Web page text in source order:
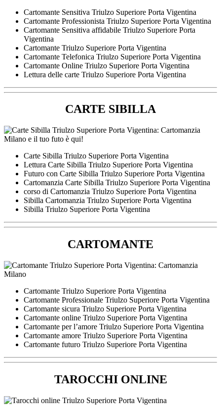
Cartomante Sensitiva Triulzo Superiore Porta Vigentina
Cartomante Professionista Triulzo Superiore Porta Vigentina
Cartomante Sensitiva affidabile Triulzo Superiore Porta
Vigentina
Cartomante Triulzo Superiore Porta Vigentina
Cartomante Telefonica Triulzo Superiore Porta Vigentina
Cartomante Online Triulzo Superiore Porta Vigentina
Lettura delle carte Triulzo Superiore Porta Vigentina
CARTE SIBILLA
Carte Sibilla Triulzo Superiore Porta Vigentina
Lettura Carte Sibilla Triulzo Superiore Porta Vigentina
Futuro con Carte Sibilla Triulzo Superiore Porta Vigentina
Cartomanzia Carte Sibilla Triulzo Superiore Porta Vigentina
corso di Cartomanzia Triulzo Superiore Porta Vigentina
Sibilla Cartomanzia Triulzo Superiore Porta Vigentina
Sibilla Triulzo Superiore Porta Vigentina
CARTOMANTE
Cartomante Triulzo Superiore Porta Vigentina
Cartomante Professionale Triulzo Superiore Porta Vigentina
Cartomante sicura Triulzo Superiore Porta Vigentina
Cartomante online Triulzo Superiore Porta Vigentina
Cartomante per l’amore Triulzo Superiore Porta Vigentina
Cartomante amore Triulzo Superiore Porta Vigentina
Cartomante futuro Triulzo Superiore Porta Vigentina
TAROCCHI ONLINE